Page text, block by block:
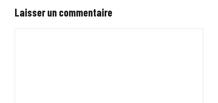
Laisser un commentaire